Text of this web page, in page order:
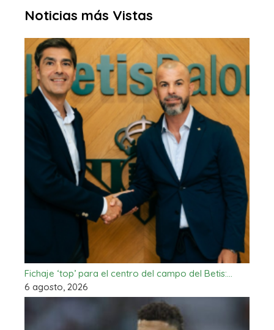
Noticias más Vistas
Fichaje ‘top’ para el centro del campo del Betis:…
6 agosto, 2026